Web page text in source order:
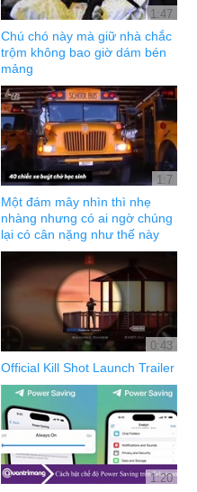
1:47
Chú chó này mà giữ nhà chắc
trộm không bao giờ dám bén
mảng
1:7
Một đám mây nhìn thì nhẹ
nhàng nhưng có ai ngờ chúng
lại có cân nặng như thế này
0:43
Official Kill Shot Launch Trailer
1:20